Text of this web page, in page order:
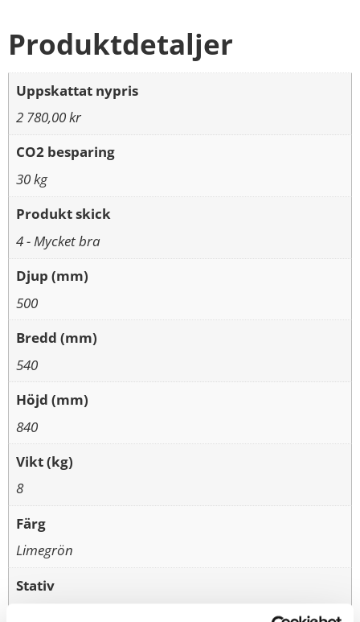
Produktdetaljer
Uppskattat nypris
2 780,00 kr
CO2 besparing
30 kg
Produkt skick
4 - Mycket bra
Djup (mm)
500
Bredd (mm)
540
Höjd (mm)
840
Vikt (kg)
8
Färg
Limegrön
Stativ